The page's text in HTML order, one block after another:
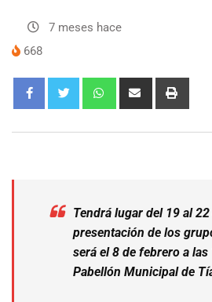
7 meses hace
668
Tendrá lugar del 19 al
presentación de los
será el 8 de febrero a
Pabellón Municipal de